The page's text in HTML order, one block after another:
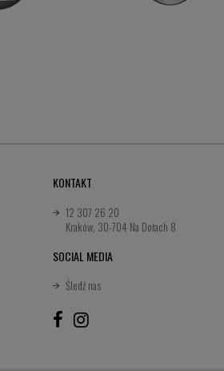
KONTAKT
12 307 26 20
Kraków, 30-704 Na Dołach 8
SOCIAL MEDIA
Śledź nas